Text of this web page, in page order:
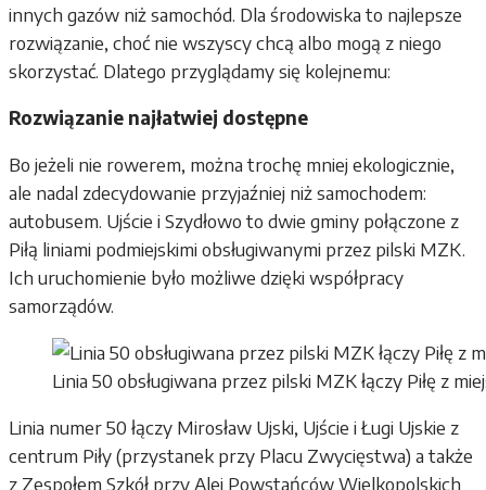
innych gazów niż samochód. Dla środowiska to najlepsze
rozwiązanie, choć nie wszyscy chcą albo mogą z niego
skorzystać. Dlatego przyglądamy się kolejnemu:
Rozwiązanie najłatwiej dostępne
Bo jeżeli nie rowerem, można trochę mniej ekologicznie,
ale nadal zdecydowanie przyjaźniej niż samochodem:
autobusem. Ujście i Szydłowo to dwie gminy połączone z
Piłą liniami podmiejskimi obsługiwanymi przez pilski MZK.
Ich uruchomienie było możliwe dzięki współpracy
samorządów.
Linia 50 obsługiwana przez pilski MZK łączy Piłę z
Linia numer 50 łączy Mirosław Ujski, Ujście i Ługi Ujskie z
centrum Piły (przystanek przy Placu Zwycięstwa) a także
z Zespołem Szkół przy Alei Powstańców Wielkopolskich